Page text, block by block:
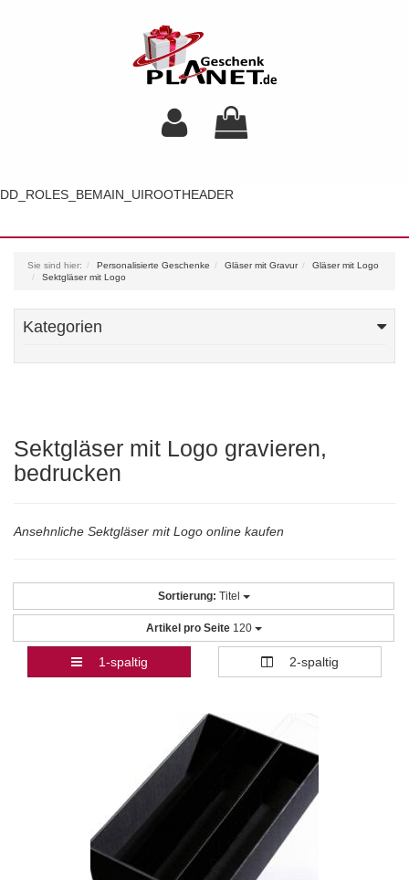
DD_ROLES_BEMAIN_UIROOTHEADER
Sie sind hier: Personalisierte Geschenke Gläser mit Gravur
Gläser mit Logo
Sektgläser mit Logo
Kategorien
Sektgläser mit Logo gravieren,
bedrucken
Ansehnliche Sektgläser mit Logo online kaufen
Sortierung: Titel
Artikel pro Seite 120
1-spaltig 2-spaltig